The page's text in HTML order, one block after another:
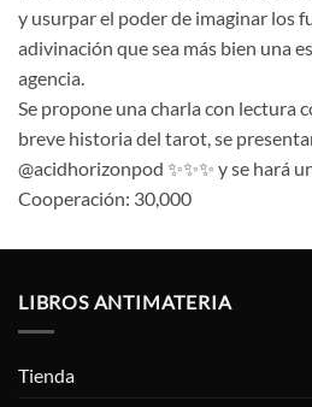
y usurpar el poder de imaginar los
adivinación que sea más bien una
agencia.
Se propone una charla con lectura
breve historia del tarot, se
@acidhorizonpod ✨✨✨ y se hará
Cooperación: 30,000
LIBROS ANTIMATERIA
Tienda